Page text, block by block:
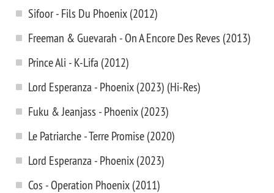
Sifoor - Fils Du Phoenix (2012)
Freeman & Guevarah - On A Encore Des Reves (2013)
Prince Ali - K-Lifa (2012)
Lord Esperanza - Phoenix (2023) (Hi-Res)
Fuku & Jeanjass - Phoenix (2023)
Le Patriarche - Terre Promise (2020)
Lord Esperanza - Phoenix (2023)
Cos - Operation Phoenix (2011)